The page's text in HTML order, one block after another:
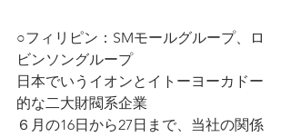
○フィリピン：SMモールグループ、ロ
ビンソングループ
日本でいうイオンとイトーヨーカドー
的な二大財閥系企業
６月の16日から27日まで、当社の関係